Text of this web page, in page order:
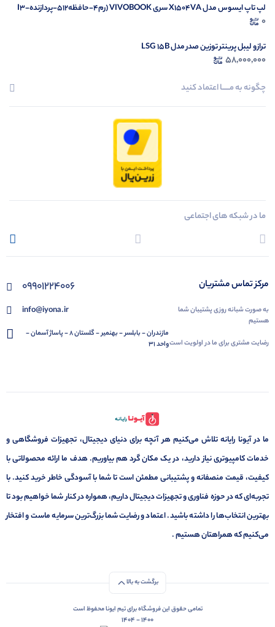
لپ تاپ ایسوس مدل X1504VA سری VIVOBOOK (رم4-حافظه512-پردازندهI3-
1335U)
0
ترازو لیبل پرینتر توزین صدر مدل LSG 15B
58,000,000
چگونه به مــــــا اعتماد کنید
ما در شبکه های اجتماعی
مرکز تماس مشتریان
به صورت شبانه روزی پشتیبان شما
هستیم
رضایت مشتری برای ما در اولویت است
09901224006
info@iyona.ir
مازندران - بابلسر - بهنمیر - گلستان 8 - پاساژ آسمان -
واحد 31
ما در آیونا رایانه تلاش می‌کنیم هر آنچه برای دنیای دیجیتال، تجهیزات فروشگاهی و
خدمات کامپیوتری نیاز دارید، در یک مکان گرد هم بیاوریم. هدف ما ارائه محصولاتی با
کیفیت، قیمت منصفانه و پشتیبانی مطمئن است تا شما با آسودگی خاطر خرید کنید. با
تجربه‌ای که در حوزه فناوری و تجهیزات دیجیتال داریم، همواره در کنار شما خواهیم بود تا
بهترین انتخاب‌ها را داشته باشید. اعتماد و رضایت شما بزرگ‌ترین سرمایه ماست و افتخار
می‌کنیم که همراهتان هستیم .
برگشت به بالا
تمامی حقوق این فروشگاه برای تیم ایونا محفوظ است
1400 - 1404